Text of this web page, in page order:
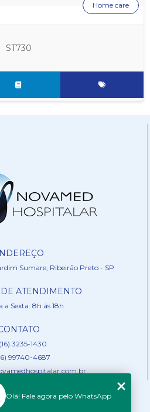
ST730
Home care
Sumare, Ribeirão Preto - SP
ATENDIMENTO
a Sexta: 8h ás 18h
(16) 3235-1430
99740-4687
MENU
Olá! Fale agora pelo WhatsApp